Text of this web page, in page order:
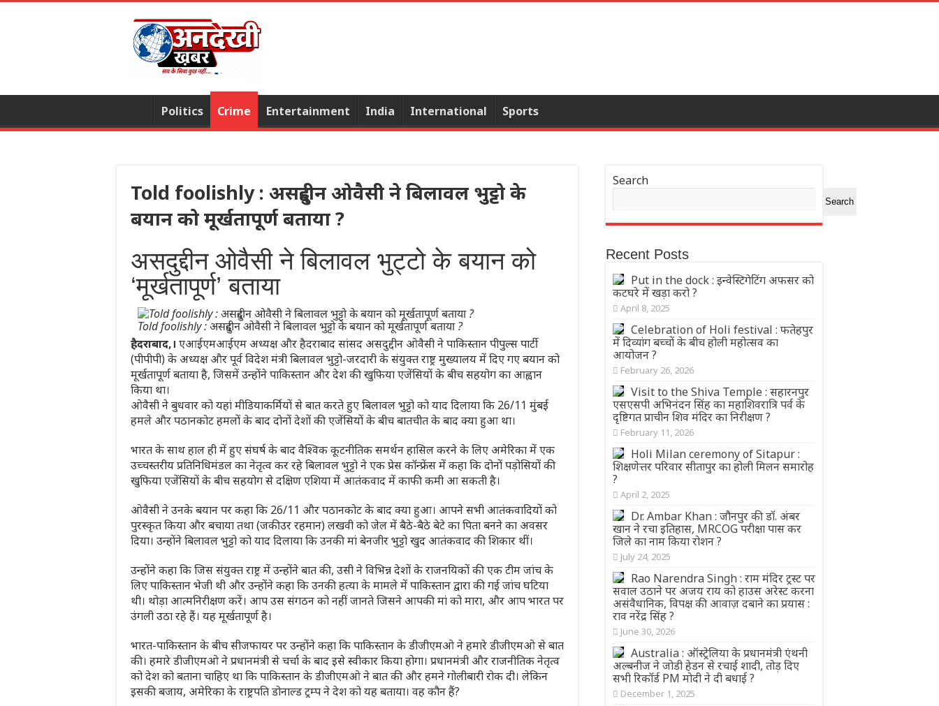
Politics Crime Entertainment India International Sports
Told foolishly : असदुद्दीन ओवैसी ने बिलावल भुट्टो के
बयान को मूर्खतापूर्ण बताया ?
असदुद्दीन ओवैसी ने बिलावल भुट्टो के बयान को
‘मूर्खतापूर्ण’ बताया
Told foolishly : असदुद्दीन ओवैसी ने बिलावल भुट्टो के बयान को मूर्खतापूर्ण बताया ?
हैदराबाद,। एआईएमआईएम अध्यक्ष और हैदराबाद सांसद असदुद्दीन ओवैसी ने पाकिस्तान पीपुल्स पार्टी
(पीपीपी) के अध्यक्ष और पूर्व विदेश मंत्री बिलावल भुट्टो-जरदारी के संयुक्त राष्ट्र मुख्यालय में दिए गए बयान को
मूर्खतापूर्ण बताया है, जिसमें उन्होंने पाकिस्तान और देश की खुफिया एजेंसियों के बीच सहयोग का आह्वान
किया था।
ओवैसी ने बुधवार को यहां मीडियाकर्मियों से बात करते हुए बिलावल भुट्टो को याद दिलाया कि 26/11 मुंबई
हमले और पठानकोट हमलों के बाद दोनों देशों की एजेंसियों के बीच बातचीत के बाद क्या हुआ था।
भारत के साथ हाल ही में हुए संघर्ष के बाद वैश्विक कूटनीतिक समर्थन हासिल करने के लिए अमेरिका में एक
उच्चस्तरीय प्रतिनिधिमंडल का नेतृत्व कर रहे बिलावल भुट्टो ने एक प्रेस कॉन्फ्रेंस में कहा कि दोनों पड़ोसियों की
खुफिया एजेंसियों के बीच सहयोग से दक्षिण एशिया में आतंकवाद में काफी कमी आ सकती है।
ओवैसी ने उनके बयान पर कहा कि 26/11 और पठानकोट के बाद क्या हुआ। आपने सभी आतंकवादियों को
पुरस्कृत किया और बचाया तथा (जकीउर रहमान) लखवी को जेल में बैठे-बैठे बेटे का पिता बनने का अवसर
दिया। उन्होंने बिलावल भुट्टो को याद दिलाया कि उनकी मां बेनजीर भुट्टो खुद आतंकवाद की शिकार थीं।
उन्होंने कहा कि जिस संयुक्त राष्ट्र में उन्होंने बात की, उसी ने विभिन्न देशों के राजनयिकों की एक टीम जांच के
लिए पाकिस्तान भेजी थी और उन्होंने कहा कि उनकी हत्या के मामले में पाकिस्तान द्वारा की गई जांच घटिया
थी। थोड़ा आत्मनिरीक्षण करें। आप उस संगठन को नहीं जानते जिसने आपकी मां को मारा, और आप भारत पर
उंगली उठा रहे हैं। यह मूर्खतापूर्ण है।
भारत-पाकिस्तान के बीच सीजफायर पर उन्होंने कहा कि पाकिस्तान के डीजीएमओ ने हमारे डीजीएमओ से बात
की। हमारे डीजीएमओ ने प्रधानमंत्री से चर्चा के बाद इसे स्वीकार किया होगा। प्रधानमंत्री और राजनीतिक नेतृत्व
को देश को बताना चाहिए था कि पाकिस्तान के डीजीएमओ ने बात की और हमने गोलीबारी रोक दी। लेकिन
इसकी बजाय, अमेरिका के राष्ट्रपति डोनाल्ड ट्रम्प ने देश को यह बताया। वह कौन हैं?
Search
Search
Recent Posts
Put in the dock : इन्वेस्टिगेटिंग अफसर को
कटघरे में खड़ा करो ?
April 8, 2025
Celebration of Holi festival : फतेहपुर
में दिव्यांग बच्चों के बीच होली महोत्सव का
आयोजन ?
February 26, 2026
Visit to the Shiva Temple : सहारनपुर
एसएसपी अभिनंदन सिंह का महाशिवरात्रि पर्व के
दृष्टिगत प्राचीन शिव मंदिर का निरीक्षण ?
February 11, 2026
Holi Milan ceremony of Sitapur :
शिक्षणेत्तर परिवार सीतापुर का होली मिलन समारोह
?
April 2, 2025
Dr. Ambar Khan : जौनपुर की डॉ. अंबर
खान ने रचा इतिहास, MRCOG परीक्षा पास कर
जिले का नाम किया रोशन ?
July 24, 2025
Rao Narendra Singh : राम मंदिर ट्रस्ट पर
सवाल उठाने पर अजय राय को हाउस अरेस्ट करना
असंवैधानिक, विपक्ष की आवाज़ दबाने का प्रयास :
राव नरेंद्र सिंह ?
June 30, 2026
Australia : ऑस्ट्रेलिया के प्रधानमंत्री एंथनी
अल्बनीज ने जोडी हेडन से रचाई शादी, तोड़ दिए
सभी रिकॉर्ड PM मोदी ने दी बधाई ?
December 1, 2025